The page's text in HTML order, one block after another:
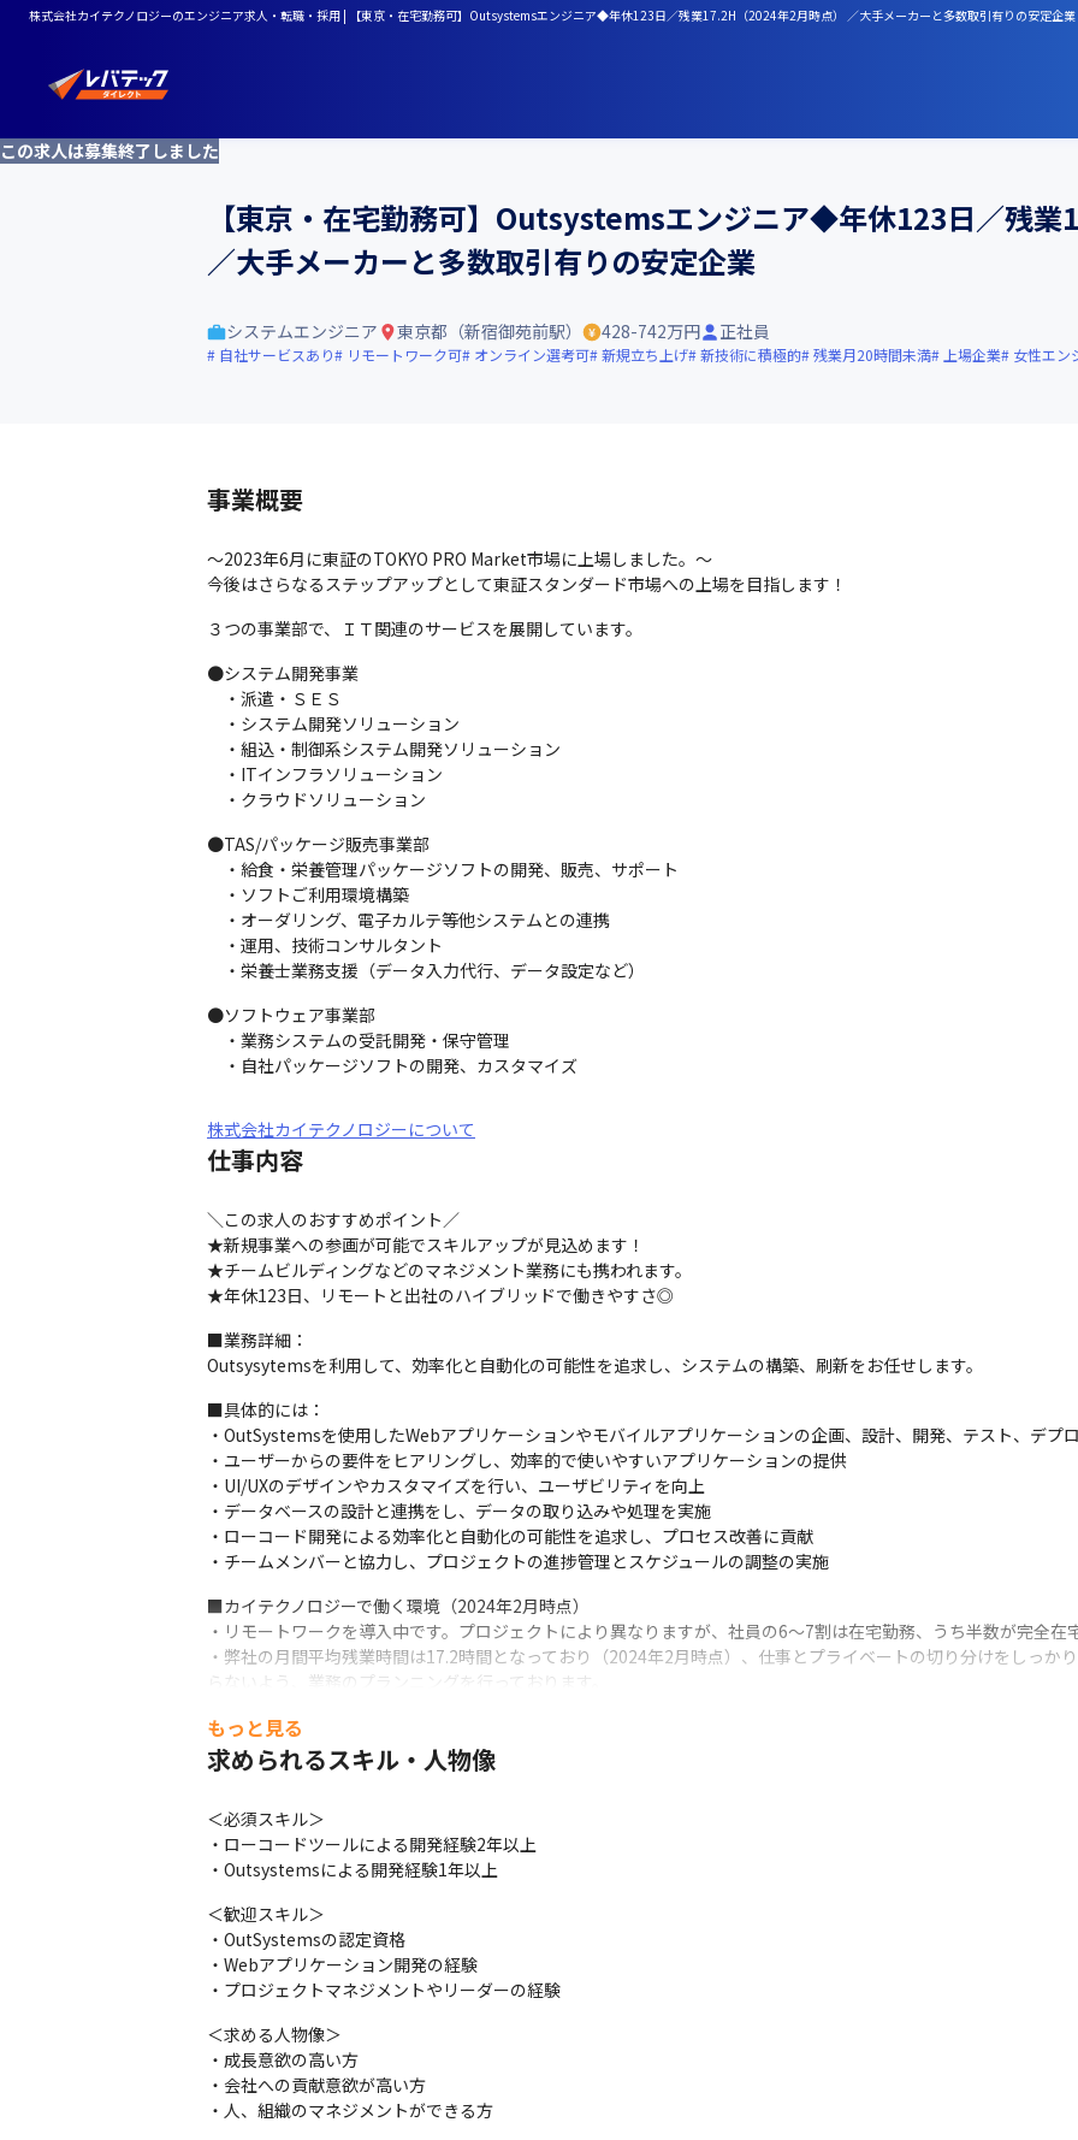
株式会社カイテクノロジーのエンジニア求人・転職・採用 | 【東京・在宅勤務可】Outsystemsエンジニア◆年休123日／残業17.2H（2024年2月時点） ／大手メーカーと多数取引有りの安定企業
この求人は募集終了しました
【東京・在宅勤務可】Outsystemsエンジニア◆年休123日／残
／大手メーカーと多数取引有りの安定企業
システムエンジニア 東京都（新宿御苑前駅） 428-742万円 正社員
自社サービスあり リモートワーク可 オンライン選考可 新規立ち上げ 新技術に積極的 残業月20時間未満 上場企業 女性エン
事業概要
～2023年6月に東証のTOKYO PRO Market市場に上場しました。～
今後はさらなるステップアップとして東証スタンダード市場への上場を目指します！
３つの事業部で、ＩＴ関連のサービスを展開しています。
●システム開発事業
・派遣・ＳＥＳ
・システム開発ソリューション
・組込・制御系システム開発ソリューション
・ITインフラソリューション
・クラウドソリューション
●TAS/パッケージ販売事業部
・給食・栄養管理パッケージソフトの開発、販売、サポート
・ソフトご利用環境構築
・オーダリング、電子カルテ等他システムとの連携
・運用、技術コンサルタント
・栄養士業務支援（データ入力代行、データ設定など）
●ソフトウェア事業部
・業務システムの受託開発・保守管理
・自社パッケージソフトの開発、カスタマイズ
株式会社カイテクノロジーについて
仕事内容
＼この求人のおすすめポイント／
★新規事業への参画が可能でスキルアップが見込めます！
★チームビルディングなどのマネジメント業務にも携われます。
★年休123日、リモートと出社のハイブリッドで働きやすさ◎
■業務詳細：
Outsysytemsを利用して、効率化と自動化の可能性を追求し、システムの構築、刷新をお任せします。
■具体的には：
・OutSystemsを使用したWebアプリケーションやモバイルアプリケーションの企画、設計、開発、テスト、デプ
・ユーザーからの要件をヒアリングし、効率的で使いやすいアプリケーションの提供
・UI/UXのデザインやカスタマイズを行い、ユーザビリティを向上
・データベースの設計と連携をし、データの取り込みや処理を実施
・ローコード開発による効率化と自動化の可能性を追求し、プロセス改善に貢献
・チームメンバーと協力し、プロジェクトの進捗管理とスケジュールの調整の実施
■カイテクノロジーで働く環境（2024年2月時点）
・リモートワークを導入中です。プロジェクトにより異なりますが、社員の6～7割は在宅勤務、うち半数が完全在
・弊社の月間平均残業時間は17.2時間となっており（2024年2月時点）、仕事とプライベートの切り分けをしっか
らないよう、業務のプランニングを行っております。
・育休産休復帰率100％（男性の育休取得実績も多数あり）
・女性リーダ・マネージャーも多く活躍しています
世の中にプラスαを作り出すテクノロジーカンパニーとして、
社会に貢献していきます。
もっと見る
求められるスキル・人物像
＜必須スキル＞
・ローコードツールによる開発経験2年以上
・Outsystemsによる開発経験1年以上
＜歓迎スキル＞
・OutSystemsの認定資格
・Webアプリケーション開発の経験
・プロジェクトマネジメントやリーダーの経験
＜求める人物像＞
・成長意欲の高い方
・会社への貢献意欲が高い方
・人、組織のマネジメントができる方